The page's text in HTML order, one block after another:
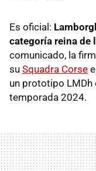
Es oficial:
categoría reina de
comunicado, la
su Squadra Corse
un prototipo LMDh
temporada 2024.